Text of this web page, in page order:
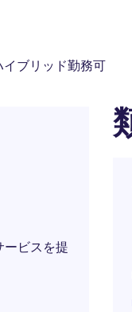
イブリッド勤務可
ービスを提